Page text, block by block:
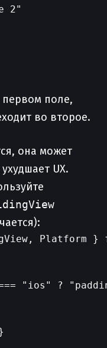
2"
первом поле,
во второе.
она может
UX.
Platform
"ios" ?